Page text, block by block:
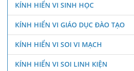
KÍNH HIỂN VI SINH HỌC
KÍNH HIỂN VI GIÁO DỤC ĐÀO TẠO
KÍNH HIỂN VI SOI VI MẠCH
KÍNH HIỂN VI SOI LINH KIỆN